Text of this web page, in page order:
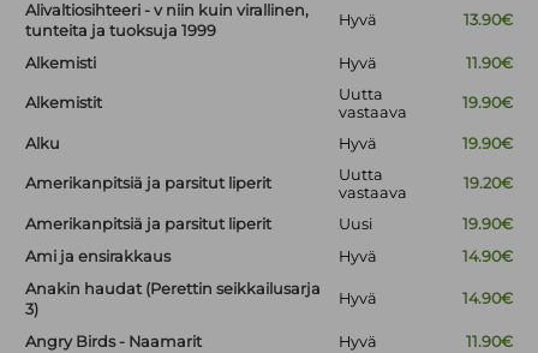
Alivaltiosihteeri - v niin kuin virallinen,
tunteita ja tuoksuja 1999
Hyvä 13.90€
Alkemisti Hyvä 11.90€
Alkemistit
Uutta
vastaava
19.90€
Alku Hyvä 19.90€
Amerikanpitsiä ja parsitut liperit
Uutta
vastaava
19.20€
Amerikanpitsiä ja parsitut liperit Uusi
19.90€
Ami ja ensirakkaus
Hyvä
14.90€
Anakin haudat (Perettin seikkailusarja
3)
Hyvä 14.90€
Angry Birds - Naamarit Hyvä 11.90€